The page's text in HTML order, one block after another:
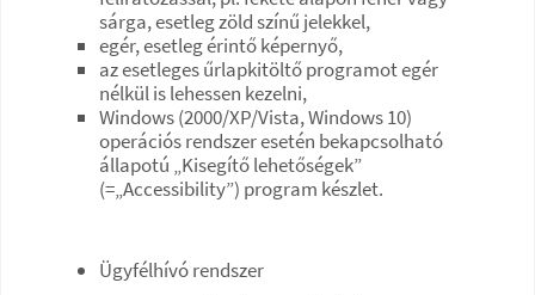
sárga, esetleg zöld színű jelekkel,
egér, esetleg érintő képernyő,
az esetleges űrlapkitöltő programot egér
nélkül is lehessen kezelni,
Windows (2000/XP/Vista, Windows 10)
operációs rendszer esetén bekapcsolható
állapotú „Kisegítő lehetőségek”
(=„Accessibility”) program készlet.
Ügyfélhívó rendszer